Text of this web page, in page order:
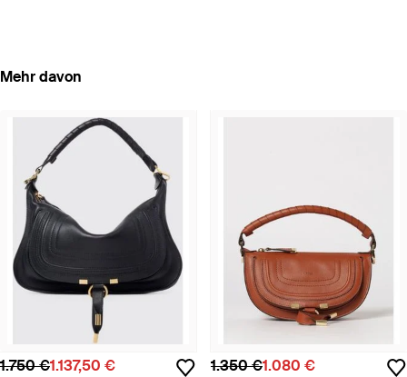
Mehr davon
1.750 €1.137,50 € 1.350 €1.080 €